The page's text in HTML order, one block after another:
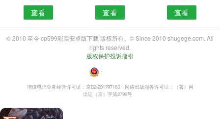
查看 查看 查看
© 2010 至今 cp599彩票安卓版下载 版权所有。© Since 2010 shugege.com. All
rights reserved.
版权保护投诉指引
・
增值电信业务经营许可证：京B2-201797163
网络出版服务许可证：（署）网
出证（京）字第2799号